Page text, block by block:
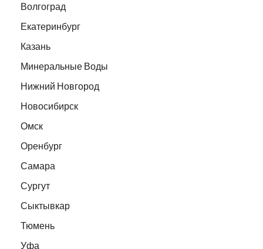
Волгоград
Екатеринбург
Казань
Минеральные Воды
Нижний Новгород
Новосибирск
Омск
Оренбург
Самара
Сургут
Сыктывкар
Тюмень
Уфа